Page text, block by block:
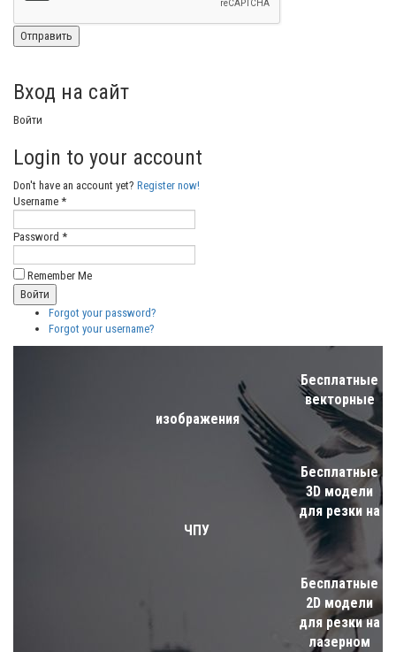
Вход на сайт
Войти
Login to your account
Don't have an account yet? Register now!
Username *
Password *
Remember Me
Forgot your password?
Forgot your username?
Бесплатные
векторные
изображения
Бесплатные
3D модели
для резки на
ЧПУ
Бесплатные
2D модели
для резки на
лазерном